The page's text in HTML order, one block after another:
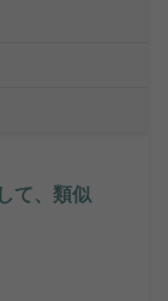
て、類似